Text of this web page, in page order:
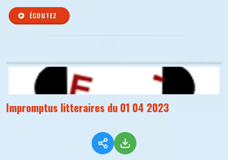
ÉCOUTEZ
Impromptus litteraires du 01 04 2023